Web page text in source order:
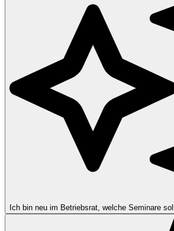
Ich bin neu im Betriebsrat, welche Seminare